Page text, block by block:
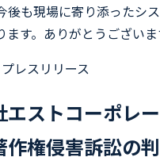
後も現場に寄り添ったシ
す。ありがとうございま
プレスリリース
エストコーポレ
作権侵害訴訟の